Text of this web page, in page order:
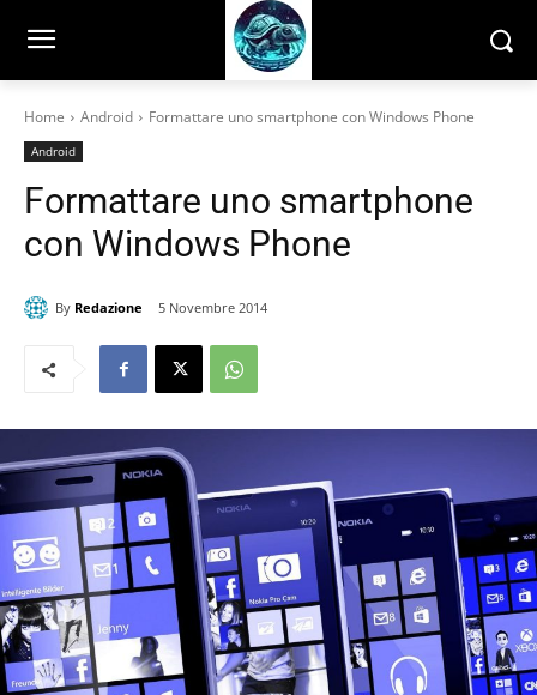
Home Android Formattare uno smartphone con Windows Phone
Android
Formattare uno smartphone
con Windows Phone
By Redazione 5 Novembre 2014